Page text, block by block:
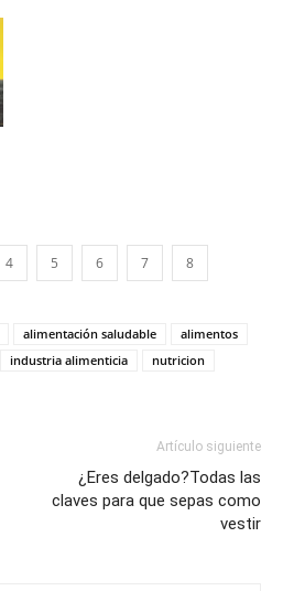
4 5 6 7 8
alimentación saludable
alimentos
industria alimenticia
nutricion
Artículo siguiente
¿Eres delgado?Todas las
claves para que sepas como
vestir